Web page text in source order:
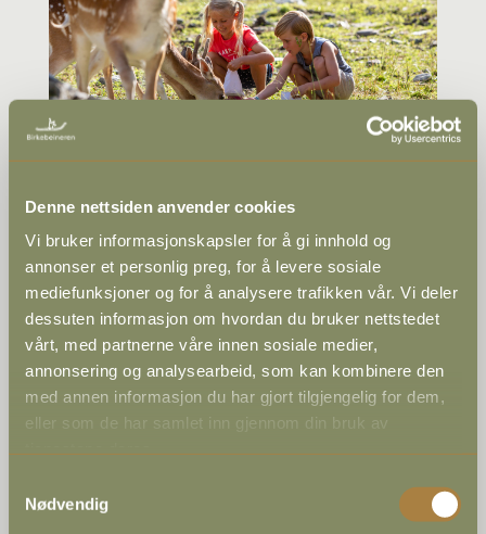
Denne nettsiden anvender cookies
Vi bruker informasjonskapsler for å gi innhold og
annonser et personlig preg, for å levere sosiale
mediefunksjoner og for å analysere trafikken vår. Vi deler
dessuten informasjon om hvordan du bruker nettstedet
vårt, med partnerne våre innen sosiale medier,
annonsering og analysearbeid, som kan kombinere den
med annen informasjon du har gjort tilgjengelig for dem,
eller som de har samlet inn gjennom din bruk av
Nødvendig
Barnas Gård Hunderfossen
Vinterparken Hunderfossen